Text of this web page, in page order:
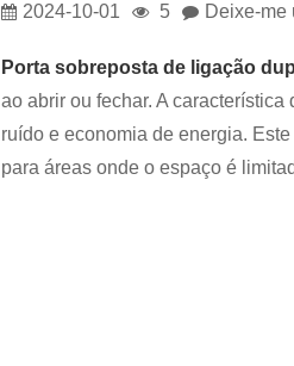
2024-10-01 5 Deixe-me
Porta sobreposta de ligação
ao abrir ou fechar. A
ruído e economia de energia.
para áreas onde o espaço é